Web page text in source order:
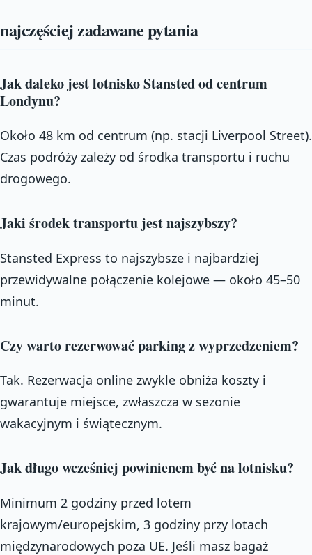
najczęściej zadawane pytania
Jak daleko jest lotnisko Stansted od centrum
Londynu?
Około 48 km od centrum (np. stacji Liverpool Street).
Czas podróży zależy od środka transportu i ruchu
drogowego.
Jaki środek transportu jest najszybszy?
Stansted Express to najszybsze i najbardziej
przewidywalne połączenie kolejowe — około 45–50
minut.
Czy warto rezerwować parking z wyprzedzeniem?
Tak. Rezerwacja online zwykle obniża koszty i
gwarantuje miejsce, zwłaszcza w sezonie
wakacyjnym i świątecznym.
Jak długo wcześniej powinienem być na lotnisku?
Minimum 2 godziny przed lotem
krajowym/europejskim, 3 godziny przy lotach
międzynarodowych poza UE. Jeśli masz bagaż